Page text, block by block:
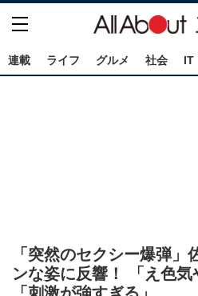
連載 ライフ グルメ 社会 IT
「突然のセクシー爆弾」
ンな姿に反響！ 「え色気